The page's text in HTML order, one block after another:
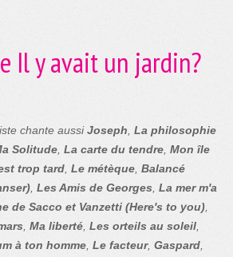
Il y avait un jardin?
chante aussiJoseph La philosophie
Solitude La carte du tendre Mon île
trop tard Le métèque Balancé
Les Amis de Georges La mer m'a
de Sacco et Vanzetti (Here's to you)
Ma liberté Les orteils au soleil
à ton homme Le facteur, Gaspard